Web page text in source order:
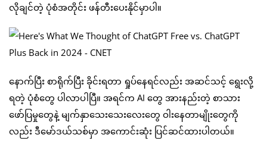
လိုချင်တဲ့ ပုံစံအတိုင်း ဖန်တီးပေးနိုင်မှာပါ။
နောက်ပြီး စာရိုက်ပြီး ခိုင်းရတာ ရှုပ်နေရင်လည်း အဆင်သင့် ရွေးလို့
ရတဲ့ ပုံစံတွေ ပါလာပါပြီ။ အရင်က AI တွေ အားနည်းတဲ့ စာသား
ဖော်ပြမှုတွေနဲ့ မျက်နှာသေးသေးလေးတွေ ဝါးနေတာမျိုးတွေကို
လည်း ဒီမော်ဒယ်သစ်မှာ အကောင်းဆုံး ပြင်ဆင်ထားပါတယ်။